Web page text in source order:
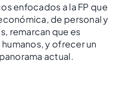
enfocados a la FP que
de personal y
remarcan que es
y ofrecer un
actual.